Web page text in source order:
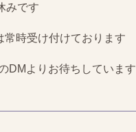
みです
時受け付けております
DMよりお待ちしています